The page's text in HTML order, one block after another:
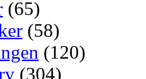
(65)
(58)
(120)
(304)